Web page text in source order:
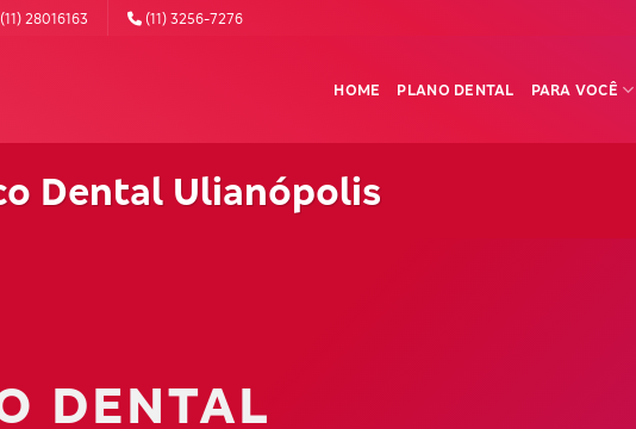
28016163 (11) 3256-7276
HOME PLANO DENTAL PARA VOCÊ
Dental Ulianópolis
DENTAL